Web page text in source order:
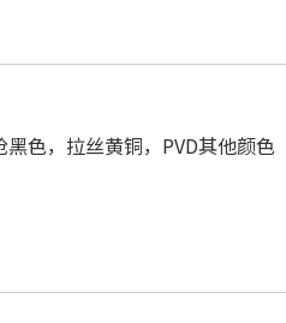
色，拉丝黄铜，PVD其他颜色